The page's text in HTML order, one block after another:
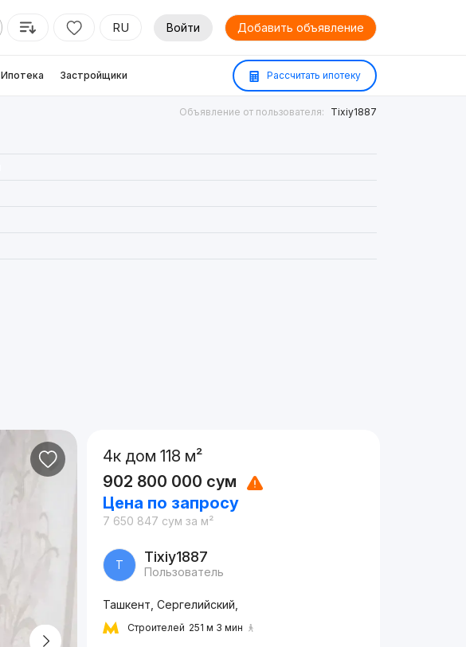
RU Войти Добавить объявление
Ипотека Застройщики Рассчитать ипотеку
Объявление от пользователя: Tixiy1887
4к дом 118 м²
902 800 000 сум
Цена по запросу
7 650 847 сум за м²
T Tixiy1887
Пользователь
Ташкент, Сергелийский,
Строителей 251 м 3 мин